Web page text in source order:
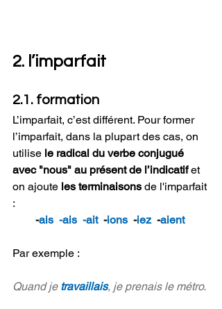
2. l’imparfait
2.1. formation
L’imparfait, c’est différent. Pour former
l’imparfait, dans la plupart des cas, on
utilise le radical du verbe conjugué
avec "nous" au présent de l’indicatif et
on ajoute les terminaisons de l'imparfait
:
-ais  -ais  -ait
  -
ions
  -
iez
  -
aient
Par exemple :
Quand je travaillais, je prenais le métro.